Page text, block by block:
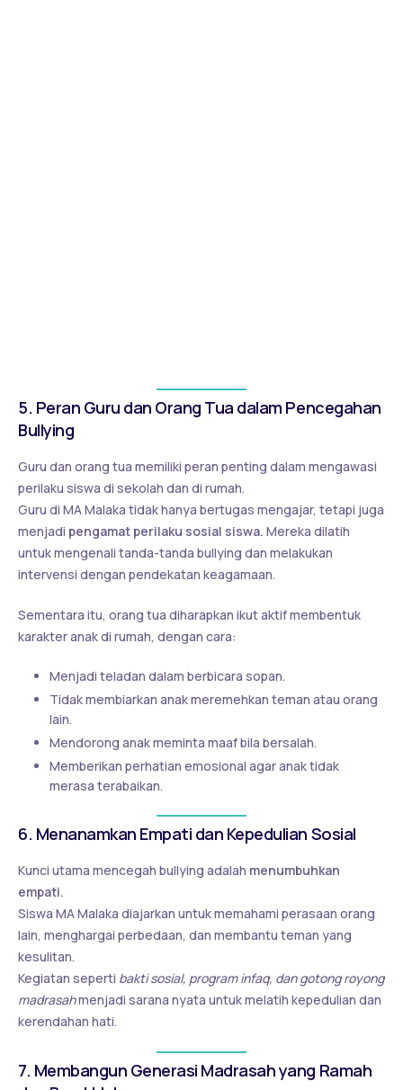
5. Peran Guru dan Orang Tua dalam Pencegahan
Bullying
Guru dan orang tua memiliki peran penting dalam mengawasi
perilaku siswa di sekolah dan di rumah.
Guru di MA Malaka tidak hanya bertugas mengajar, tetapi juga
menjadi pengamat perilaku sosial siswa. Mereka dilatih
untuk mengenali tanda-tanda bullying dan melakukan
intervensi dengan pendekatan keagamaan.
Sementara itu, orang tua diharapkan ikut aktif membentuk
karakter anak di rumah, dengan cara:
Menjadi teladan dalam berbicara sopan.
Tidak membiarkan anak meremehkan teman atau orang
lain.
Mendorong anak meminta maaf bila bersalah.
Memberikan perhatian emosional agar anak tidak
merasa terabaikan.
6. Menanamkan Empati dan Kepedulian Sosial
Kunci utama mencegah bullying adalah menumbuhkan
empati.
Siswa MA Malaka diajarkan untuk memahami perasaan orang
lain, menghargai perbedaan, dan membantu teman yang
kesulitan.
Kegiatan seperti bakti sosial, program infaq, dan gotong royong
madrasahmenjadi sarana nyata untuk melatih kepedulian dan
kerendahan hati.
7. Membangun Generasi Madrasah yang Ramah